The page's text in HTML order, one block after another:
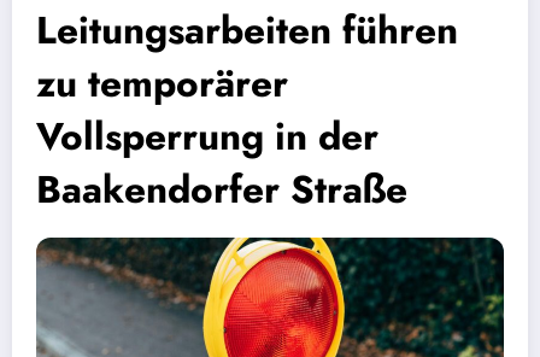
Leitungsarbeiten führen
zu temporärer
Vollsperrung in der
Baakendorfer Straße